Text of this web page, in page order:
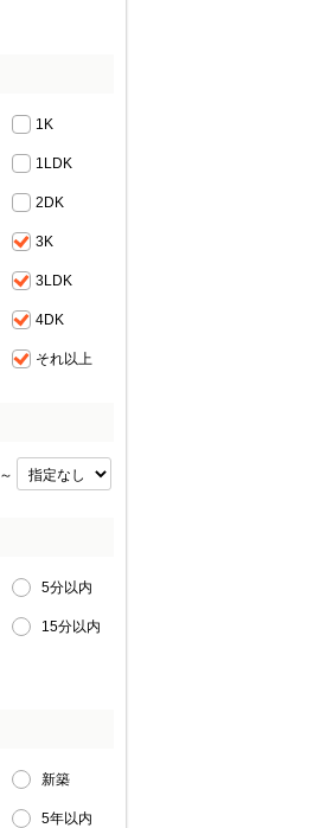
1K
1LDK
2DK
3K
3LDK
4DK
それ以上
～
5分以内
15分以内
新築
5年以内